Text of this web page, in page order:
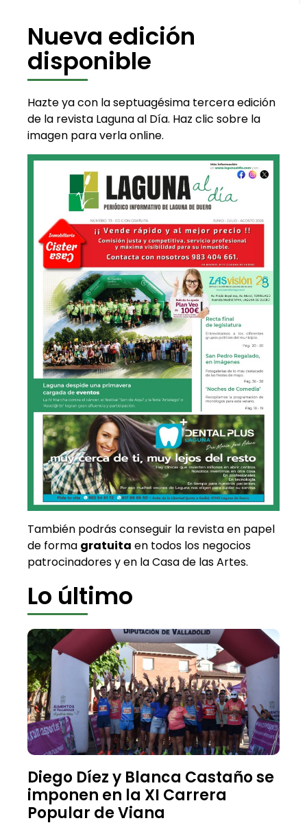
Nueva edición
disponible
Hazte ya con la septuagésima tercera edición
de la revista Laguna al Día. Haz clic sobre la
imagen para verla online.
También podrás conseguir la revista en papel
de forma gratuita en todos los negocios
patrocinadores y en la Casa de las Artes.
Lo último
Diego Díez y Blanca Castaño se
imponen en la XI Carrera
Popular de Viana